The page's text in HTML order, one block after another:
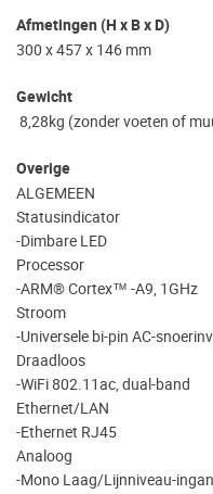
Afmetingen (H x B x D)
300 x 457 x 146 mm
Gewicht
8,28kg (zonder voeten of
Overige
ALGEMEEN
Statusindicator
-Dimbare LED
Processor
-ARM® Cortex™ -A9, 1GHz
Stroom
-Universele bi-pin AC-
Draadloos
-WiFi 802.11ac, dual-band
Ethernet/LAN
-Ethernet RJ45
Analoog
-Mono Laag/Lijnniveau-